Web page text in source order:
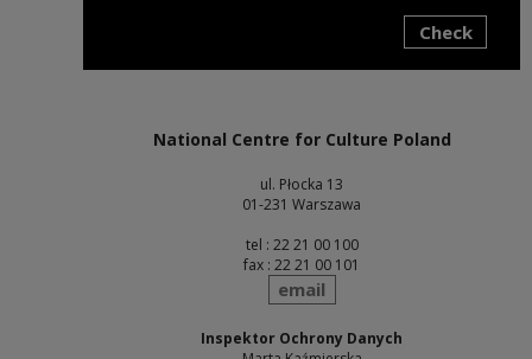
Check
National Centre for Culture Poland
ul. Płocka 13
01-231 Warszawa
tel : 22 21 00 100
fax : 22 21 00 101
send
email
Inspektor Ochrony Danych